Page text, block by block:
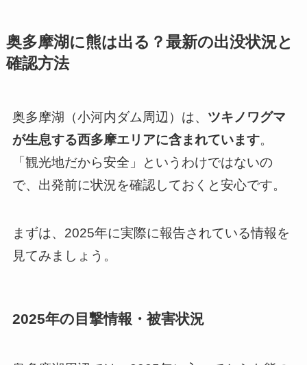
奥多摩湖に熊は出る？最新の出没状況と
確認方法
奥多摩湖（小河内ダム周辺）は、 ツキノワグマ
が生息する西多摩エリアに含まれています。
「観光地だから安全」というわけではないの
で、出発前に状況を確認しておくと安心です。
まずは、2025年に実際に報告されている情報を
見てみましょう。
2025年の目撃情報・被害状況